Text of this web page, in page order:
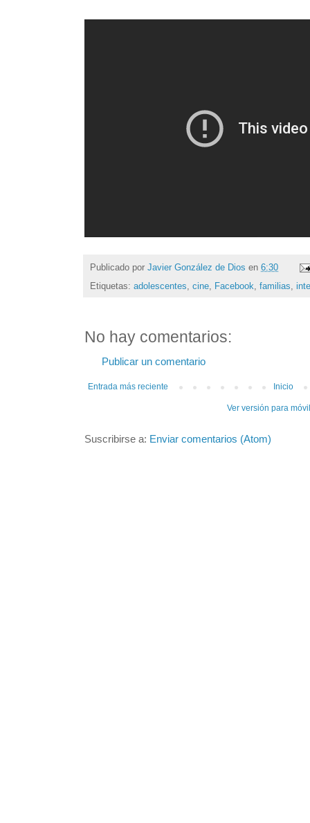
Publicado por Javier González de Dios en 6:30
Etiquetas: adolescentes, cine, Facebook, familias,
No hay comentarios:
Publicar un comentario
Entrada más reciente Inicio
Ver versión para
Suscribirse a: Enviar comentarios (Atom)